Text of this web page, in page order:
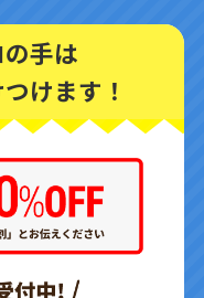
手は
けます！